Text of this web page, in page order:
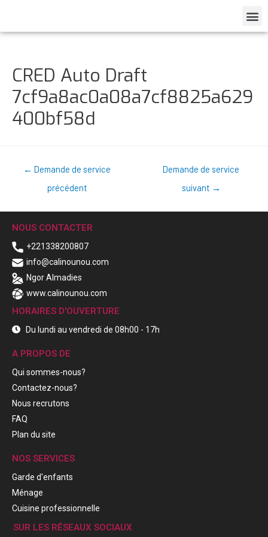
CRED Auto Draft
7cf9a8ac0a08a7cf8825a629
400bf58d
← Demande de service
précédent
Demande de service
suivant →
NOUS CONTACTER
+221338200807
info@calinounou.com
Ngor Almadies
www.calinounou.com
HORAIRES D'OUVERTURE
Du lundi au vendredi de 08h00 - 17h
A PROPOS DE
Qui sommes-nous?
Contactez-nous?
Nous recrutons
FAQ
Plan du site
NOS SERVICES
Garde d'enfants
Ménage
Cuisine professionnelle
SUR LES RÉSEAUX SOCIAUX